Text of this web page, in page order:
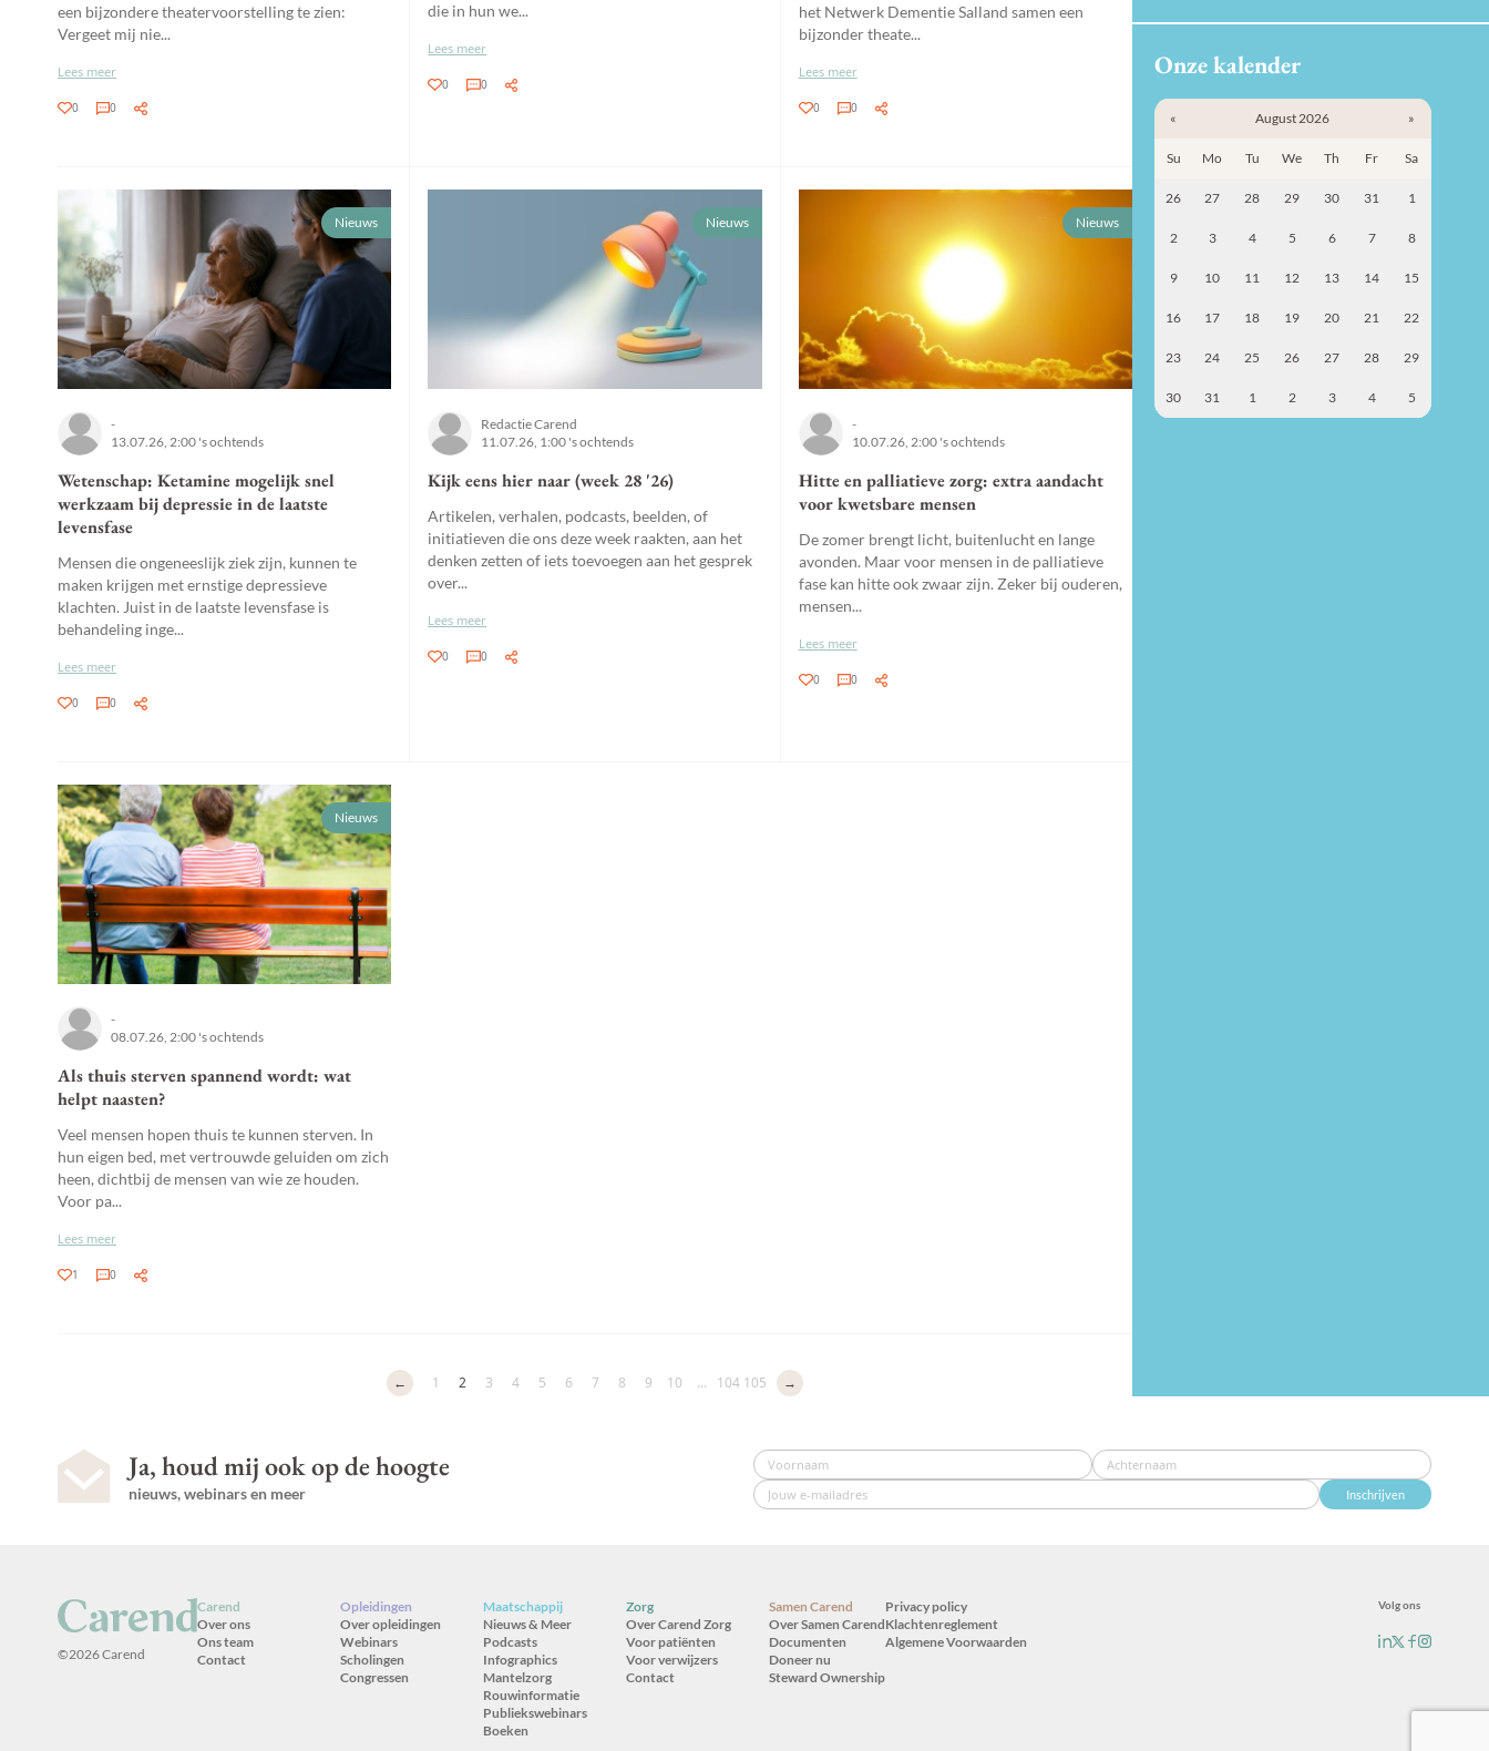
een bijzondere theatervoorstelling te zien:
Vergeet mij nie...
Lees meer
0 0
die in hun we...
Lees meer
0 0
het Netwerk Dementie Salland samen een
bijzonder theate...
Lees meer
0 0
Nieuws
-
13.07.26, 2:00 's ochtends
Wetenschap: Ketamine mogelijk snel
werkzaam bij depressie in de laatste
levensfase
Mensen die ongeneeslijk ziek zijn, kunnen te
maken krijgen met ernstige depressieve
klachten. Juist in de laatste levensfase is
behandeling inge...
Lees meer
0 0
Nieuws
Redactie Carend
11.07.26, 1:00 's ochtends
Kijk eens hier naar (week 28 '26)
Artikelen, verhalen, podcasts, beelden, of
initiatieven die ons deze week raakten, aan het
denken zetten of iets toevoegen aan het gesprek
over...
Lees meer
0 0
Nieuws
-
10.07.26, 2:00 's ochtends
Hitte en palliatieve zorg: extra aandacht
voor kwetsbare mensen
De zomer brengt licht, buitenlucht en lange
avonden. Maar voor mensen in de palliatieve
fase kan hitte ook zwaar zijn. Zeker bij ouderen,
mensen...
Lees meer
0 0
Nieuws
-
08.07.26, 2:00 's ochtends
Als thuis sterven spannend wordt: wat
helpt naasten?
Veel mensen hopen thuis te kunnen sterven. In
hun eigen bed, met vertrouwde geluiden om zich
heen, dichtbij de mensen van wie ze houden.
Voor pa...
Lees meer
1 0
← 1 2 3 4 5 6 7 8 9 10 ... 104 105 →
Onze kalender
« August 2026 »
Su Mo Tu We Th Fr Sa
26 27 28 29 30 31 1
2 3 4 5 6 7 8
9 10 11 12 13 14 15
16 17 18 19 20 21 22
23 24 25 26 27 28 29
30 31 1 2 3 4 5
Ja, houd mij ook op de hoogte
nieuws, webinars en meer Inschrijven
©2026 Carend
Carend
Over ons
Ons team
Contact
Opleidingen
Over opleidingen
Webinars
Scholingen
Congressen
Maatschappij
Nieuws & Meer
Podcasts
Infographics
Mantelzorg
Rouwinformatie
Publiekswebinars
Boeken
Zorg
Over Carend Zorg
Voor patiënten
Voor verwijzers
Contact
Samen Carend
Over Samen Carend
Documenten
Doneer nu
Steward Ownership
Volg ons
Privacy policy
Klachtenreglement
Algemene Voorwaarden